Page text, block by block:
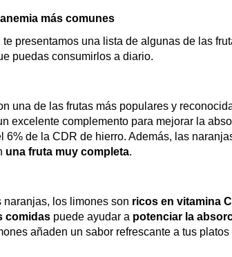
más comunes
te presentamos una lista de algunas de las
puedas consumirlos a diario.
una de las frutas más populares y
excelente complemento para mejorar la
6% de la CDR de hierro. Además, las
una fruta muy completa.
naranjas, los limones son ricos en vitamina C
comidas puede ayudar a potenciar la
añaden un sabor refrescante a tus platos